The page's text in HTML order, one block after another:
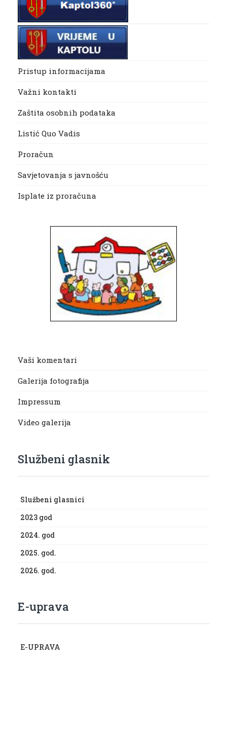
Pristup informacijama
Važni kontakti
Zaštita osobnih podataka
Listić Quo Vadis
Proračun
Savjetovanja s javnošću
Isplate iz proračuna
Vaši komentari
Galerija fotografija
Impressum
Video galerija
Službeni glasnik
Službeni glasnici
2023 god
2024. god
2025. god.
2026. god.
E-uprava
E-UPRAVA